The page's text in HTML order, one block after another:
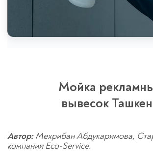
Мойка
вывесок
Автор:Мехрибан Абдукаримова,
компании Eco-Service.